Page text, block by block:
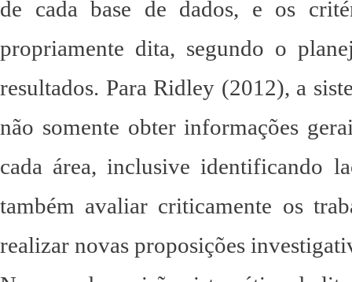
de cada base de dados, e os
propriamente dita, segundo o
resultados. Para Ridley (2012), a
não somente obter informações
cada área, inclusive identificando
também avaliar criticamente os
realizar novas proposições